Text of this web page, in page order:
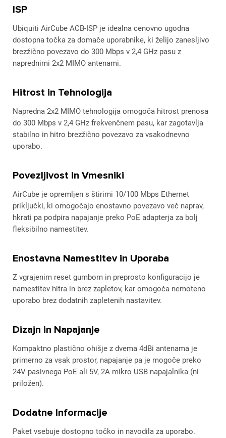
ISP
Ubiquiti AirCube ACB-ISP je idealna cenovno ugodna
dostopna točka za domače uporabnike, ki želijo zanesljivo
brezžično povezavo do 300 Mbps v 2,4 GHz pasu z
naprednimi 2x2 MIMO antenami.
Hitrost in Tehnologija
Napredna 2x2 MIMO tehnologija omogoča hitrost prenosa
do 300 Mbps v 2,4 GHz frekvenčnem pasu, kar zagotavlja
stabilno in hitro brezžično povezavo za vsakodnevno
uporabo.
Povezljivost in Vmesniki
AirCube je opremljen s štirimi 10/100 Mbps Ethernet
priključki, ki omogočajo enostavno povezavo več naprav,
hkrati pa podpira napajanje preko PoE adapterja za bolj
fleksibilno namestitev.
Enostavna Namestitev in Uporaba
Z vgrajenim reset gumbom in preprosto konfiguracijo je
namestitev hitra in brez zapletov, kar omogoča nemoteno
uporabo brez dodatnih zapletenih nastavitev.
Dizajn in Napajanje
Kompaktno plastično ohišje z dvema 4dBi antenama je
primerno za vsak prostor, napajanje pa je mogoče preko
24V pasivnega PoE ali 5V, 2A mikro USB napajalnika (ni
priložen).
Dodatne Informacije
Paket vsebuje dostopno točko in navodila za uporabo.